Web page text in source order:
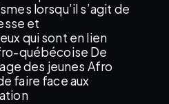
lorsqu’il s’agit de
et
qui sont en lien
québécoise De
des jeunes Afro
faire face aux